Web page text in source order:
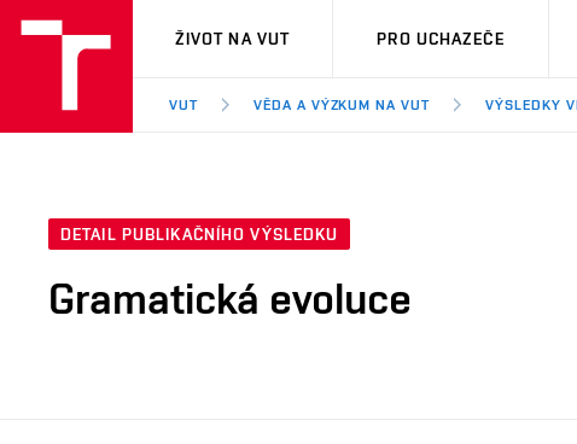
VUT
ŽIVOT NA VUT PRO UCHAZEČE
VUT VĚDA A VÝZKUM NA VUT VÝSLEDKY
DETAIL PUBLIKAČNÍHO VÝSLEDKU
Gramatická evoluce